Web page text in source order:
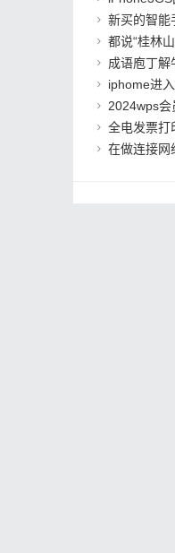
新买的智能
都说“桂林
成语庖丁解
iphome进
2024wps会
全电发票打
在做连接网